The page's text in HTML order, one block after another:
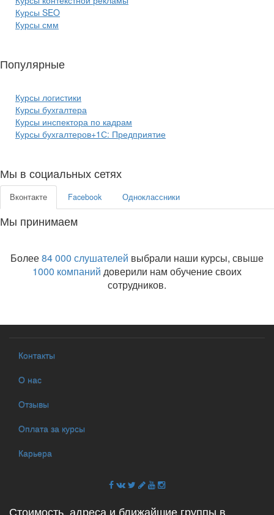
Курсы SEO
Курсы смм
Популярные
Курсы логистики
Курсы бухгалтера
Курсы инспектора по кадрам
Курсы бухгалтеров+1С: Предприятие
Мы в социальных сетях
Вконтакте Facebook Одноклассники
Мы принимаем
Более84 000 слушателей выбрали наши курсы, свыше
1000 компаний доверили нам обучение своих
сотрудников.
Контакты
О нас
Отзывы
Оплата за курсы
Карьера
Стоимость, адреса и ближайшие группы в